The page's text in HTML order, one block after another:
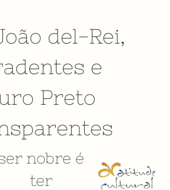
del-Rei,
e
Preto
nobre é
ter